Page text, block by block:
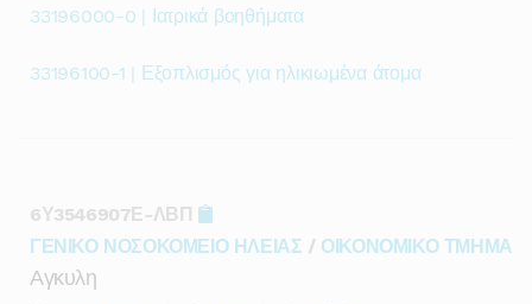
33196000-0 | Ιατρικά βοηθήματα
33196100-1 | Εξοπλισμός για ηλικιωμένα άτομα
6Υ3546907Ε-ΛΒΠ
ΓΕΝΙΚΟ ΝΟΣΟΚΟΜΕΙΟ ΗΛΕΙΑΣ / ΟΙΚΟΝΟΜΙΚΟ ΤΜΗΜΑ
Αγκυλη